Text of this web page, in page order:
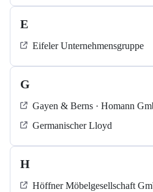
E
Eifeler Unternehmensgruppe
G
Gayen & Berns · Homann
Germanischer Lloyd
H
Höffner Möbelgesellschaft